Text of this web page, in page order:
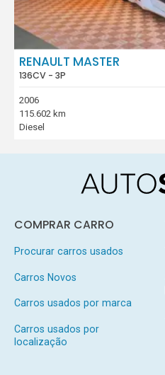
RENAULT MASTER
136CV - 3P
2006
115.602 km
Diesel
COMPRAR CARRO
Procurar carros usados
Carros Novos
Carros usados por marca
Carros usados por
localização